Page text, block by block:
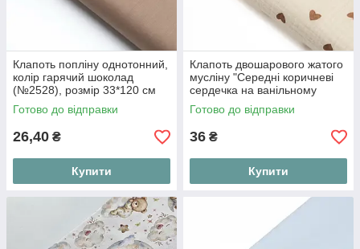
Клапоть попліну однотонний,
колір гарячий шоколад
(№2528), розмір 33*120 см
Готово до відправки
26,40 ₴
Купити
Клапоть двошарового жатого
мусліну "Середні коричневі
сердечка на ванільному
фоні", розмір 20*135 см
Готово до відправки
36 ₴
Купити